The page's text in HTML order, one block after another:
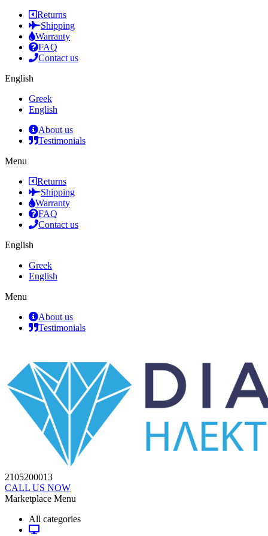
Returns
Shipping
Warranty
FAQ
Contact us
English
Greek
English
About us
Testimonials
Menu
Returns
Shipping
Warranty
FAQ
Contact us
English
Greek
English
Menu
About us
Testimonials
2105200013
CALL US NOW
Marketplace Menu
All categories